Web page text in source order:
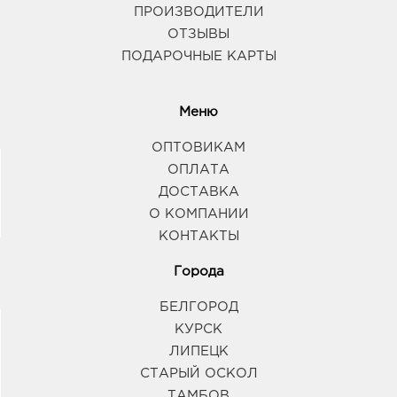
Ленинский, д. 189
394070, Воронежская обл, г Воронеж, ул
Тепличная, д. 4а
График работы:9:00 - 21:00
Воронеж Пятерочка 9 Января: 541.0 руб.
Воронеж Аксиома: 541.0 руб.
394088, Воронежская обл, г Воронеж, ул Генерала
ПРОИЗВОДИТЕЛИ
ОТЗЫВЫ
ПОДАРОЧНЫЕ КАРТЫ
Меню
ОПТОВИКАМ
ОПЛАТА
ДОСТАВКА
О КОМПАНИИ
КОНТАКТЫ
Города
БЕЛГОРОД
КУРСК
ЛИПЕЦК
СТАРЫЙ ОСКОЛ